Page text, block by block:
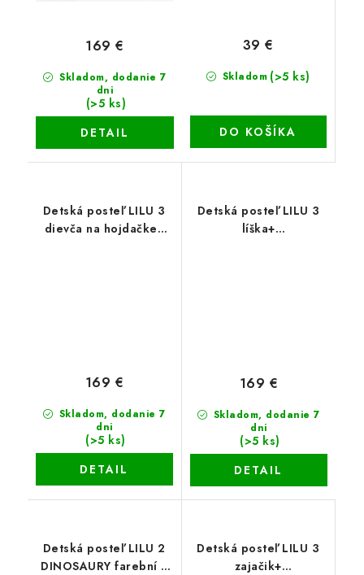
Skladom, dodanie 7
dni
(>5 ks)
169 €
DETAIL
Skladom (>5 ks)
39 €
DO KOŠÍKA
Detská posteľ LILU 3
dievča na hojdačke+
Skladom, dodanie 7
dni
(>5 ks)
169 €
DETAIL
Detská posteľ LILU 3
líška+
Skladom, dodanie 7
dni
(>5 ks)
169 €
DETAIL
Detská posteľ LILU 2
DINOSAURY farební +
Detská posteľ LILU 3
zajačik+